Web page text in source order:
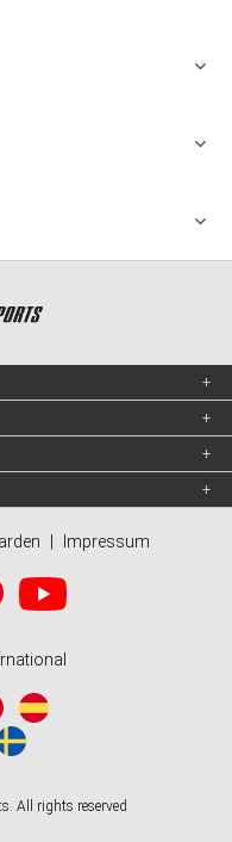
Impressum
All rights reserved